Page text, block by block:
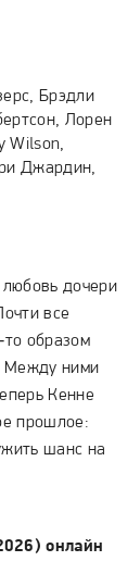
Брэдли
Лорен
Wilson,
Джардин,
дочери
все
образом
Между ними
Кенне
прошлое:
шанс на
онлайн